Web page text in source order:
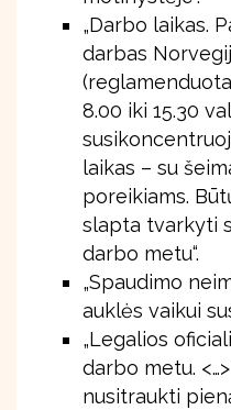
„Darbo laikas.
darbas
8.00 iki 15.30
laikas – su
poreikiams.
slapta tvarkyti
darbo metu“.
„Spaudimo
auklės vaikui
„Legalios
darbo metu.
nusitraukti